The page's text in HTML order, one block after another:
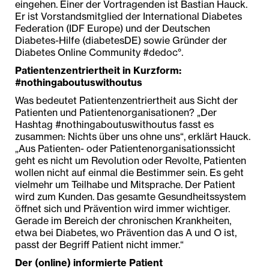
eingehen. Einer der Vortragenden ist Bastian Hauck.
Er ist Vorstandsmitglied der International Diabetes
Federation (IDF Europe) und der Deutschen
Diabetes-Hilfe (diabetesDE) sowie Gründer der
Diabetes Online Community #dedoc°.
Patientenzentriertheit in Kurzform:
#nothingaboutuswithoutus
Was bedeutet Patientenzentriertheit aus Sicht der
Patienten und Patientenorganisationen? „Der
Hashtag #nothingaboutuswithoutus fasst es
zusammen: Nichts über uns ohne uns“, erklärt Hauck.
„Aus Patienten- oder Patientenorganisationssicht
geht es nicht um Revolution oder Revolte, Patienten
wollen nicht auf einmal die Bestimmer sein. Es geht
vielmehr um Teilhabe und Mitsprache. Der Patient
wird zum Kunden. Das gesamte Gesundheitssystem
öffnet sich und Prävention wird immer wichtiger.
Gerade im Bereich der chronischen Krankheiten,
etwa bei Diabetes, wo Prävention das A und O ist,
passt der Begriff Patient nicht immer.“
Der (online) informierte Patient